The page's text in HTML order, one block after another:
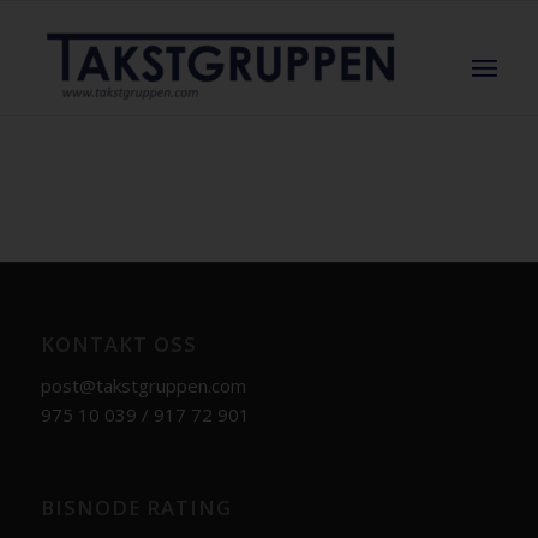
post@takstgruppen.com
975 10 039 / 917 72 901